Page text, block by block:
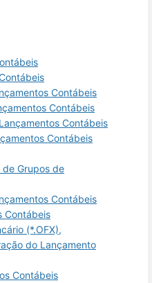
Contábeis
Contábeis
Contábeis
Contábeis
de Grupos de
Contábeis
Contábeis
(*.OFX),
do Lançamento
Contábeis